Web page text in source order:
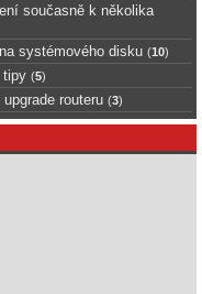
současně k několika
systémového disku (10)
tipy (5)
routeru (3)